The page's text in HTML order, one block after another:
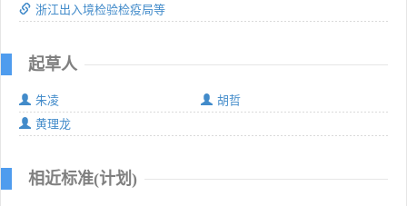
浙江出入境检验检疫局等
起草人
朱凌
胡哲
黄理龙
相近标准(计划)